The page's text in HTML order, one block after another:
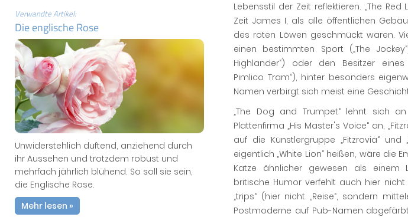
Verwandte Artikel:
Die englische Rose
Unwiderstehlich duftend, anziehend durch
ihr Aussehen und trotzdem robust und
mehrfach jährlich blühend. So soll sie sein,
die Englische Rose.
Mehr lesen »
Lebensstil der Zeit reflektieren. „The
Zeit James I, als alle öffentlichen
des roten Löwen geschmückt waren.
einen bestimmten Sport („The
Highlander“) oder den Besitzer eines
Pimlico Tram“), hinter besonders
Namen verbirgt sich meist eine
„The Dog and Trumpet“ lehnt sich
Plattenfirma „His Master's Voice“ an,
auf die Künstlergruppe „Fitzrovia“ und
eigentlich „White Lion“ heißen, wäre die
Katze ähnlicher gewesen als einem
britische Humor verfehlt auch hier nicht
„trips“ (hier nicht „Reise“, sondern
Postmoderne auf Pub-Namen